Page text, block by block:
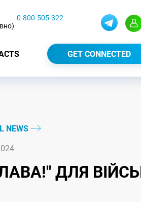
0-800-505-322
GET CONNECTED
NEWS
ДЛЯ